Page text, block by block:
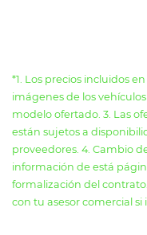
*1. Los precios incluidos
imágenes de los
modelo ofertado. 3. Las
están sujetos a
proveedores. 4. Cambio
información de está
formalización del
con tu asesor comercial si